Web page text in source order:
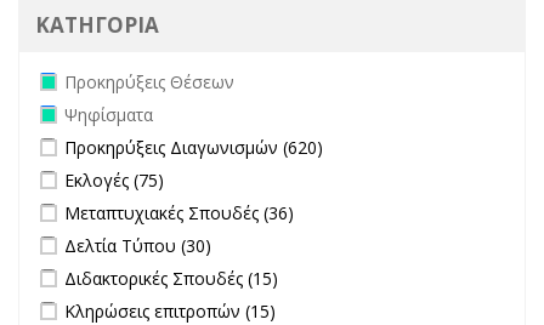
ΚΑΤΗΓΟΡΙΑ
Remove Προκηρύξεις Θέσεων filter
Προκηρύξεις Θέσεων
Remove Ψηφίσματα filter
Ψηφίσματα
Apply Προκηρύξεις Διαγωνισμών filter
Προκηρύξεις Διαγωνισμών (620)
Apply Εκλογές filter
Εκλογές (75)
Apply Μεταπτυχιακές Σπουδές filter
Μεταπτυχιακές Σπουδές (36)
Apply Δελτία Τύπου filter
Δελτία Τύπου (30)
Apply Διδακτορικές Σπουδές filter
Διδακτορικές Σπουδές (15)
Apply Κληρώσεις επιτροπών filter
Κληρώσεις επιτροπών (15)